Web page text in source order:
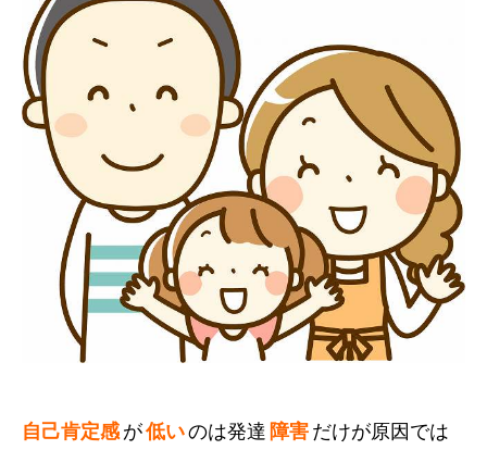
自己肯定感が低いのは発達 障害だけが原因では